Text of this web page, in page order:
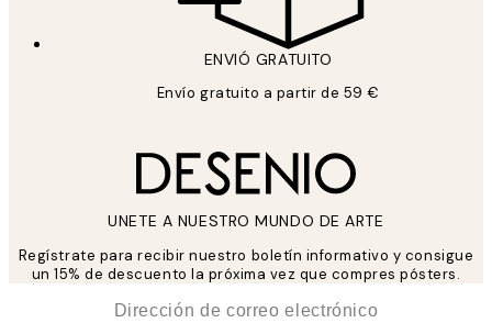
ENVIÓ GRATUITO
Envío gratuito a partir de 59 €
UNETE A NUESTRO MUNDO DE ARTE
Regístrate para recibir nuestro boletín informativo y consigue
un 15% de descuento la próxima vez que compres pósters.